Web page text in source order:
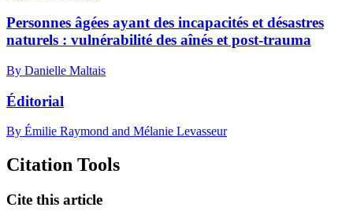
Personnes âgées ayant des incapacités et désastres
naturels : vulnérabilité des aînés et post-trauma
By Danielle Maltais
Éditorial
By Émilie Raymond and Mélanie Levasseur
Citation Tools
Cite this article